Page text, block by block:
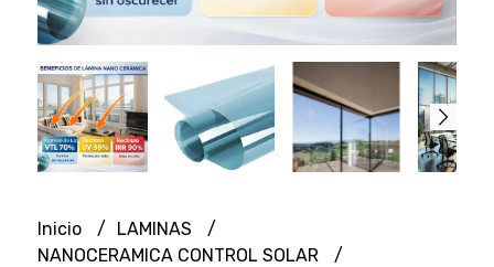
Inicio
LAMINAS
NANOCERAMICA CONTROL SOLAR